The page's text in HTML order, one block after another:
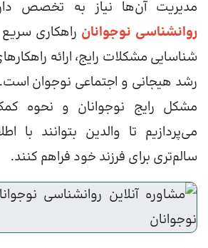
مدیریت آن‌ها نیاز به تخصص
روانشناسی نوجوانان راهکاری سریع
شناسایی مشکلات رایج، ارائه
مشکل رایج نوجوانان و نحوه
می‌پردازیم تا والدین بتوانند با
سالم‌تری برای فرزند خود فراهم کنند.